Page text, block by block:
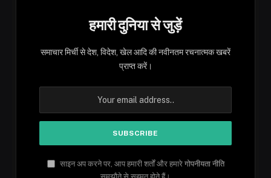
हमारी दुनिया से जुड़ें
समाचार मिर्ची से देश, विदेश, खेल आदि की नवीनतम रचनात्मक खबरें
प्राप्त करें।
साइन अप करने पर, आप हमारी शर्तों और हमारे गोपनीयता नीति
समझौते से सहमत होते हैं।